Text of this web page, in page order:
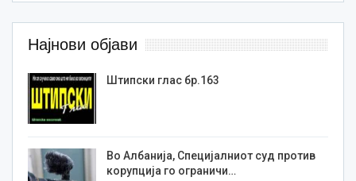
Најнови објави
Штипски глас бр.163
Во Албанија, Специјалниот суд против
корупција го ограничи…